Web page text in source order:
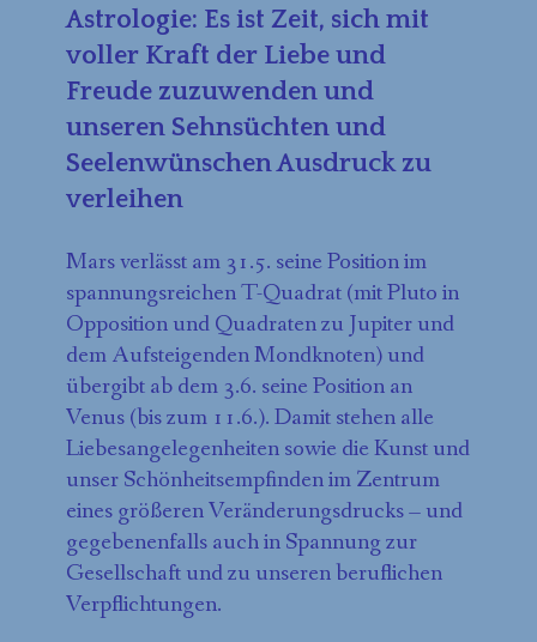
ÜBER PETER BECK
KONTAKT
Astrologie: Es ist Zeit, sich mit
voller Kraft der Liebe und
Freude zuzuwenden und
unseren Sehnsüchten und
Seelenwünschen Ausdruck zu
verleihen
Mars verlässt am 31.5. seine Position im
spannungsreichen T-Quadrat (mit Pluto in
Opposition und Quadraten zu Jupiter und
dem Aufsteigenden Mondknoten) und
übergibt ab dem 3.6. seine Position an
Venus (bis zum 11.6.). Damit stehen alle
Liebesangelegenheiten sowie die Kunst und
unser Schönheitsempfinden im Zentrum
eines größeren Veränderungsdrucks – und
gegebenenfalls auch in Spannung zur
Gesellschaft und zu unseren beruflichen
Verpflichtungen.